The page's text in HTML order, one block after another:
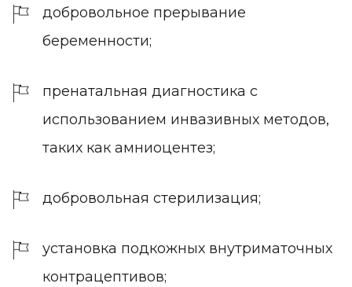
добровольное прерывание
беременности;
пренатальная диагностика с
использованием инвазивных методов,
таких как амниоцентез;
добровольная стерилизация;
установка подкожных внутриматочных
контрацептивов;